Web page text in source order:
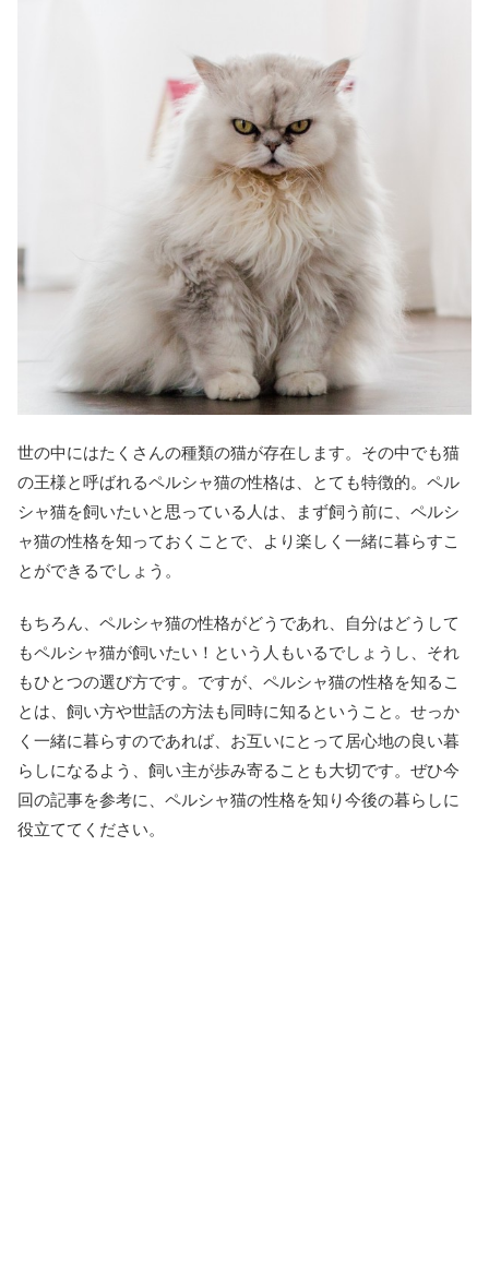
世の中にはたくさんの種類の猫が存在します。その中でも猫
の王様と呼ばれるペルシャ猫の性格は、とても特徴的。ペル
シャ猫を飼いたいと思っている人は、まず飼う前に、ペルシ
ャ猫の性格を知っておくことで、より楽しく一緒に暮らすこ
とができるでしょう。
もちろん、ペルシャ猫の性格がどうであれ、自分はどうして
もペルシャ猫が飼いたい！という人もいるでしょうし、それ
もひとつの選び方です。ですが、ペルシャ猫の性格を知るこ
とは、飼い方や世話の方法も同時に知るということ。せっか
く一緒に暮らすのであれば、お互いにとって居心地の良い暮
らしになるよう、飼い主が歩み寄ることも大切です。ぜひ今
回の記事を参考に、ペルシャ猫の性格を知り今後の暮らしに
役立ててください。